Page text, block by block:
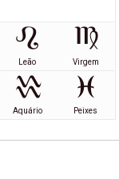
Leão Virgem
Aquário Peixes